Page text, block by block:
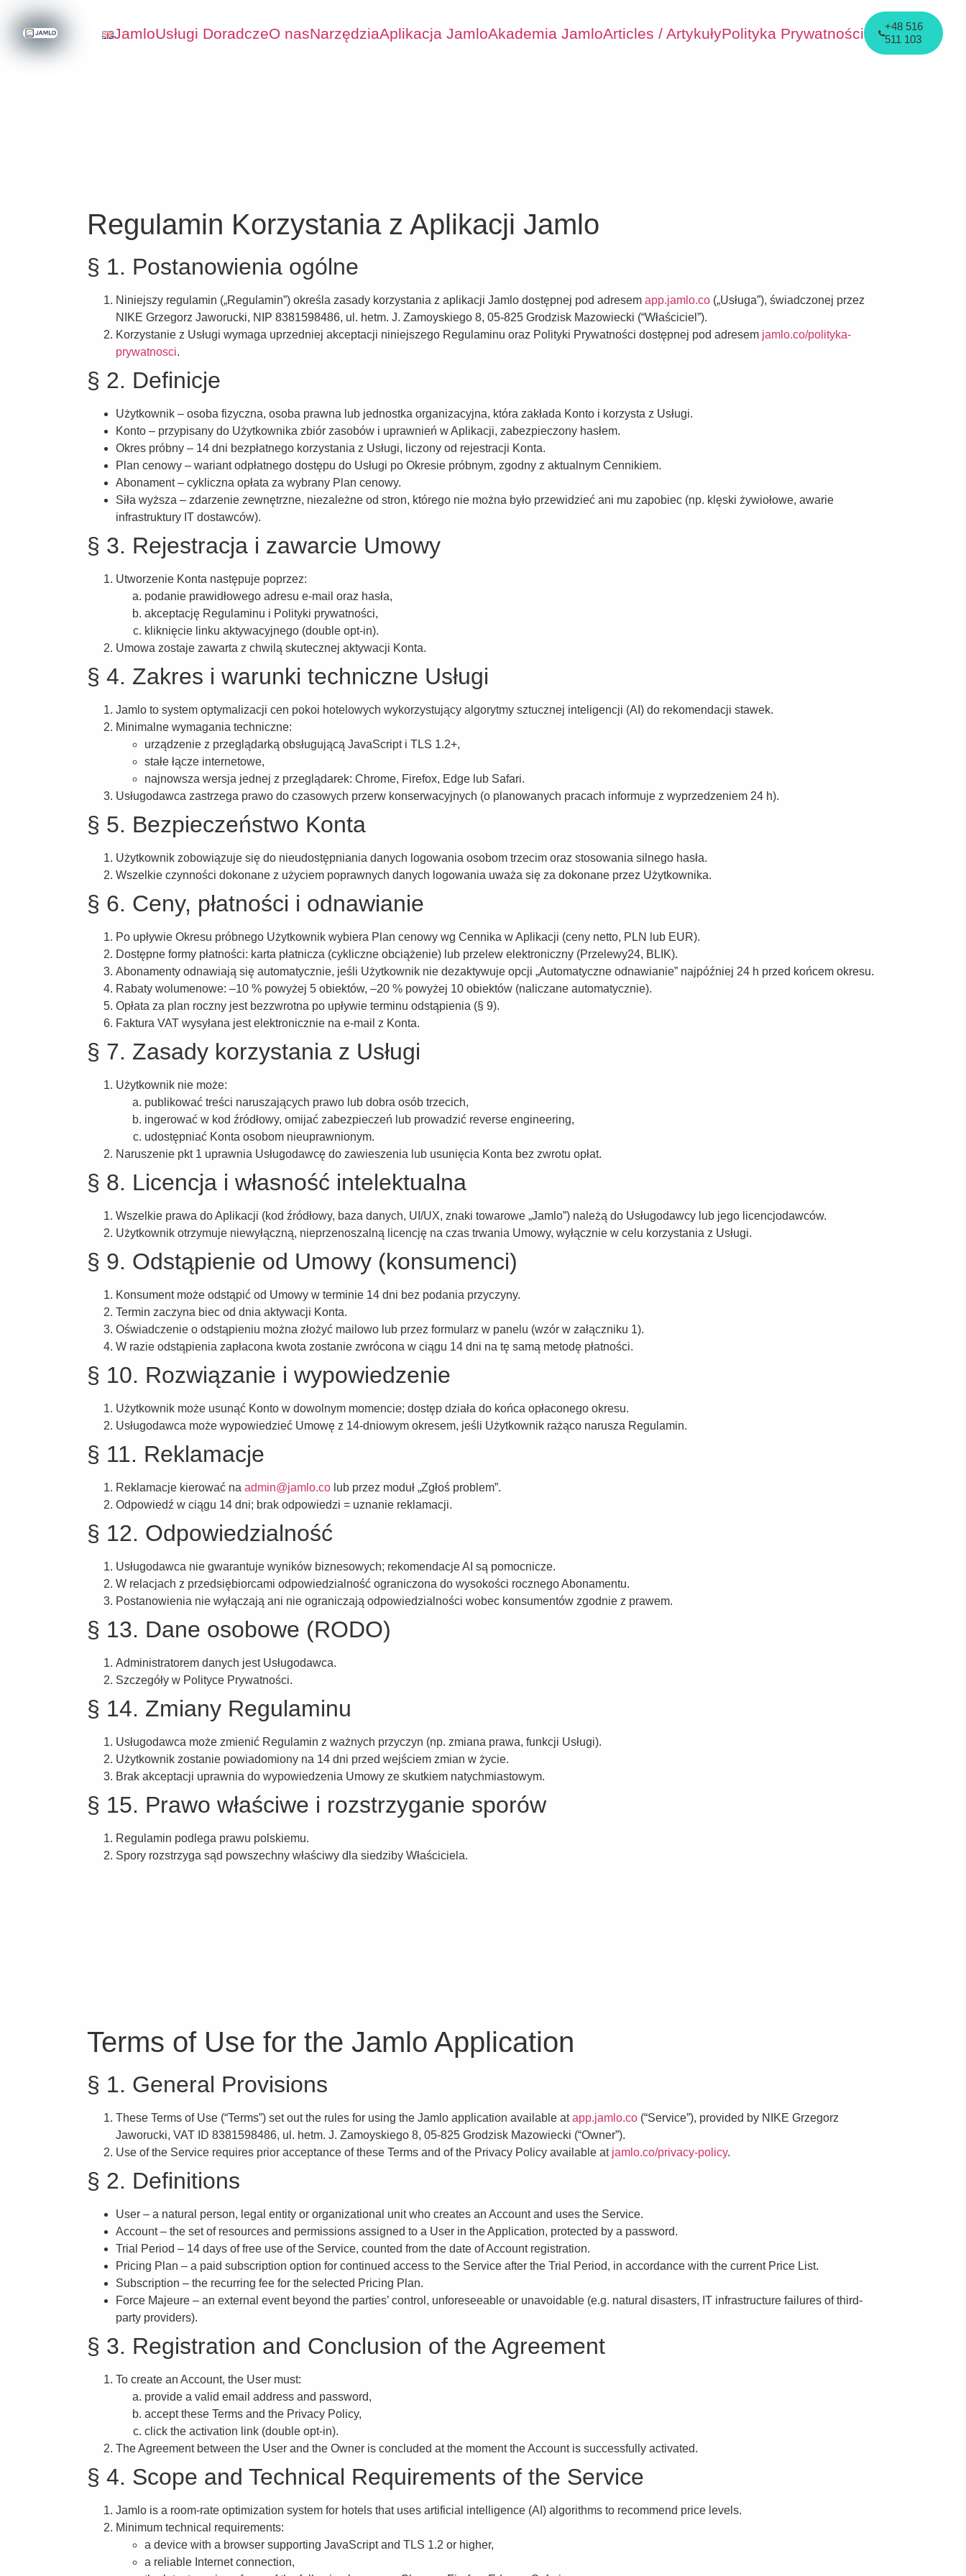
JamloUsługi DoradczeO nasNarzędziaAplikacja JamloAkademia JamloArticles / ArtykułyPolityka Prywatności
+48 516
511 103
Regulamin Korzystania z Aplikacji Jamlo
§ 1. Postanowienia ogólne
Niniejszy regulamin („Regulamin”) określa zasady korzystania z aplikacji Jamlo dostępnej pod adresem app.jamlo.co(„Usługa”), świadczonej przez
NIKE Grzegorz Jaworucki, NIP 8381598486, ul. hetm. J. Zamoyskiego 8, 05-825 Grodzisk Mazowiecki (“Właściciel”).
Korzystanie z Usługi wymaga uprzedniej akceptacji niniejszego Regulaminu oraz Polityki Prywatności dostępnej pod adresem jamlo.co/polityka-
prywatnosci.
§ 2. Definicje
Użytkownik– osoba fizyczna, osoba prawna lub jednostka organizacyjna, która zakłada Konto i korzysta z Usługi.
Konto– przypisany do Użytkownika zbiór zasobów i uprawnień w Aplikacji, zabezpieczony hasłem.
Okres próbny– 14 dni bezpłatnego korzystania z Usługi, liczony od rejestracji Konta.
Plan cenowy– wariant odpłatnego dostępu do Usługi po Okresie próbnym, zgodny z aktualnym Cennikiem.
Abonament– cykliczna opłata za wybrany Plan cenowy.
Siła wyższa – zdarzenie zewnętrzne, niezależne od stron, którego nie można było przewidzieć ani mu zapobiec (np. klęski żywiołowe, awarie
infrastruktury IT dostawców).
§ 3. Rejestracja i zawarcie Umowy
Utworzenie Konta następuje poprzez:
podanie prawidłowego adresu e-mail oraz hasła,
akceptację Regulaminu i Polityki prywatności,
kliknięcie linku aktywacyjnego (double opt-in).
Umowa zostaje zawarta z chwilą skutecznej aktywacji Konta.
§ 4. Zakres i warunki techniczne Usługi
Jamlo to system optymalizacji cen pokoi hotelowych wykorzystujący algorytmy sztucznej inteligencji (AI) do rekomendacji stawek.
Minimalne wymagania techniczne:
urządzenie z przeglądarką obsługującą JavaScript i TLS 1.2+,
stałe łącze internetowe,
najnowsza wersja jednej z przeglądarek: Chrome, Firefox, Edge lub Safari.
Usługodawca zastrzega prawo do czasowych przerw konserwacyjnych (o planowanych pracach informuje z wyprzedzeniem 24 h).
§ 5. Bezpieczeństwo Konta
Użytkownik zobowiązuje się do nieudostępniania danych logowania osobom trzecim oraz stosowania silnego hasła.
Wszelkie czynności dokonane z użyciem poprawnych danych logowania uważa się za dokonane przez Użytkownika.
§ 6. Ceny, płatności i odnawianie
Po upływie Okresu próbnego Użytkownik wybiera Plan cenowy wg Cennika w Aplikacji (ceny netto, PLN lub EUR).
Dostępne formy płatności: karta płatnicza (cykliczne obciążenie) lub przelew elektroniczny (Przelewy24, BLIK).
Abonamenty odnawiają się automatycznie, jeśli Użytkownik nie dezaktywuje opcji „Automatyczne odnawianie” najpóźniej 24 h przed końcem okresu.
Rabaty wolumenowe: –10 % powyżej 5 obiektów, –20 % powyżej 10 obiektów (naliczane automatycznie).
Opłata za plan roczny jest bezzwrotna po upływie terminu odstąpienia (§ 9).
Faktura VAT wysyłana jest elektronicznie na e-mail z Konta.
§ 7. Zasady korzystania z Usługi
Użytkownik nie może:
publikować treści naruszających prawo lub dobra osób trzecich,
ingerować w kod źródłowy, omijać zabezpieczeń lub prowadzić reverse engineering,
udostępniać Konta osobom nieuprawnionym.
Naruszenie pkt 1 uprawnia Usługodawcę do zawieszenia lub usunięcia Konta bez zwrotu opłat.
§ 8. Licencja i własność intelektualna
Wszelkie prawa do Aplikacji (kod źródłowy, baza danych, UI/UX, znaki towarowe „Jamlo”) należą do Usługodawcy lub jego licencjodawców.
Użytkownik otrzymuje niewyłączną, nieprzenoszalną licencję na czas trwania Umowy, wyłącznie w celu korzystania z Usługi.
§ 9. Odstąpienie od Umowy (konsumenci)
Konsument może odstąpić od Umowy w terminie 14 dni bez podania przyczyny.
Termin zaczyna biec od dnia aktywacji Konta.
Oświadczenie o odstąpieniu można złożyć mailowo lub przez formularz w panelu (wzór w załączniku 1).
W razie odstąpienia zapłacona kwota zostanie zwrócona w ciągu 14 dni na tę samą metodę płatności.
§ 10. Rozwiązanie i wypowiedzenie
Użytkownik może usunąć Konto w dowolnym momencie; dostęp działa do końca opłaconego okresu.
Usługodawca może wypowiedzieć Umowę z 14-dniowym okresem, jeśli Użytkownik rażąco narusza Regulamin.
§ 11. Reklamacje
Reklamacje kierować na admin@jamlo.colub przez moduł „Zgłoś problem”.
Odpowiedź w ciągu 14 dni; brak odpowiedzi = uznanie reklamacji.
§ 12. Odpowiedzialność
Usługodawca nie gwarantuje wyników biznesowych; rekomendacje AI są pomocnicze.
W relacjach z przedsiębiorcami odpowiedzialność ograniczona do wysokości rocznego Abonamentu.
Postanowienia nie wyłączają ani nie ograniczają odpowiedzialności wobec konsumentów zgodnie z prawem.
§ 13. Dane osobowe (RODO)
Administratorem danych jest Usługodawca.
Szczegóły w Polityce Prywatności.
§ 14. Zmiany Regulaminu
Usługodawca może zmienić Regulamin z ważnych przyczyn (np. zmiana prawa, funkcji Usługi).
Użytkownik zostanie powiadomiony na 14 dni przed wejściem zmian w życie.
Brak akceptacji uprawnia do wypowiedzenia Umowy ze skutkiem natychmiastowym.
§ 15. Prawo właściwe i rozstrzyganie sporów
Regulamin podlega prawu polskiemu.
Spory rozstrzyga sąd powszechny właściwy dla siedziby Właściciela.
Terms of Use for the Jamlo Application
§ 1. General Provisions
These Terms of Use (“Terms”) set out the rules for using the Jamlo application available atapp.jamlo.co(“Service”), provided by NIKE Grzegorz
Jaworucki, VAT ID 8381598486, ul. hetm. J. Zamoyskiego 8, 05-825 Grodzisk Mazowiecki (“Owner”).
Use of the Service requires prior acceptance of these Terms and of the Privacy Policy available at jamlo.co/privacy-policy.
§ 2. Definitions
User– a natural person, legal entity or organizational unit who creates an Account and uses the Service.
Account– the set of resources and permissions assigned to a User in the Application, protected by a password.
Trial Period – 14 days of free use of the Service, counted from the date of Account registration.
Pricing Plan – a paid subscription option for continued access to the Service after the Trial Period, in accordance with the current Price List.
Subscription – the recurring fee for the selected Pricing Plan.
Force Majeure– an external event beyond the parties’ control, unforeseeable or unavoidable (e.g. natural disasters, IT infrastructure failures of third-
party providers).
§ 3. Registration and Conclusion of the Agreement
To create an Account, the User must:
provide a valid email address and password,
accept these Terms and the Privacy Policy,
click the activation link (double opt-in).
The Agreement between the User and the Owner is concluded at the moment the Account is successfully activated.
§ 4. Scope and Technical Requirements of the Service
Jamlo is a room-rate optimization system for hotels that uses artificial intelligence (AI) algorithms to recommend price levels.
Minimum technical requirements:
a device with a browser supporting JavaScript and TLS 1.2 or higher,
a reliable Internet connection,